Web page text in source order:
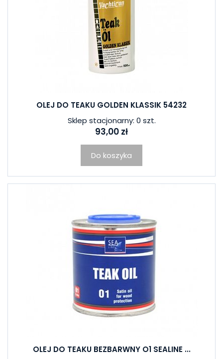
OLEJ DO TEAKU GOLDEN KLASSIK 54232
Sklep stacjonarny: 0 szt.
93,00 zł
Do koszyka
OLEJ DO TEAKU BEZBARWNY O1 SEALINE ...